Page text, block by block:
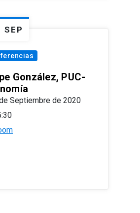
SEP
González, PUC-
Septiembre de 2020